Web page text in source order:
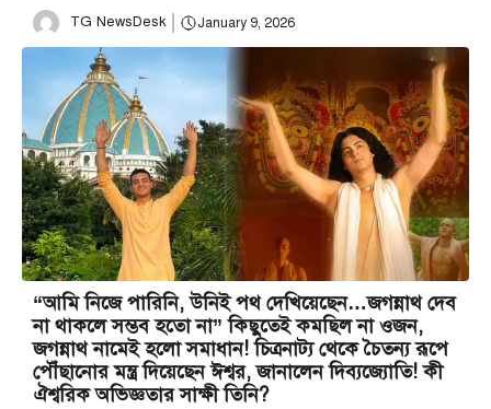
TG NewsDesk January 9, 2026
“আমি নিজে পারিনি, উনিই পথ দেখিয়েছেন…জগন্নাথ দেব
না থাকলে সম্ভব হতো না” কিছুতেই কমছিল না ওজন,
জগন্নাথ নামেই হলো সমাধান! চিত্রনাট্য থেকে চৈতন্য রূপে
পৌঁছানোর মন্ত্র দিয়েছেন ঈশ্বর, জানালেন দিব্যজ্যোতি! কী
ঐশ্বরিক অভিজ্ঞতার সাক্ষী তিনি?